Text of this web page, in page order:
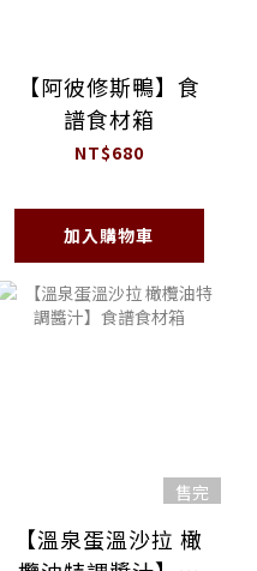
【阿彼修斯鴨】食
譜食材箱
NT$680
加入購物車
售完
【溫泉蛋溫沙拉 橄